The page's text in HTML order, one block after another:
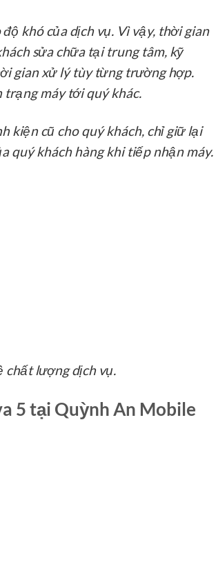
khó của dịch vụ. Vì vậy, thời gian
sửa chữa tại trung tâm, kỹ
gian xử lý tùy từng trường hợp.
trạng máy tới quý khác.
kiện cũ cho quý khách, chỉ giữ lại
quý khách hàng khi tiếp nhận máy.
chất lượng dịch vụ.
5 tại Quỳnh An Mobile